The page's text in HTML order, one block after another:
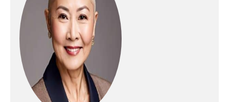
repasser vapeur ne brûlera
jamais les tissus à
repasser, même s'il repose
sur vos vêtements ou votre
planche à repasser
TECHNOLOGIE DYNAMIQ :
notre capteur intelligent
sait exactement quand et
comment le fer se déplace,